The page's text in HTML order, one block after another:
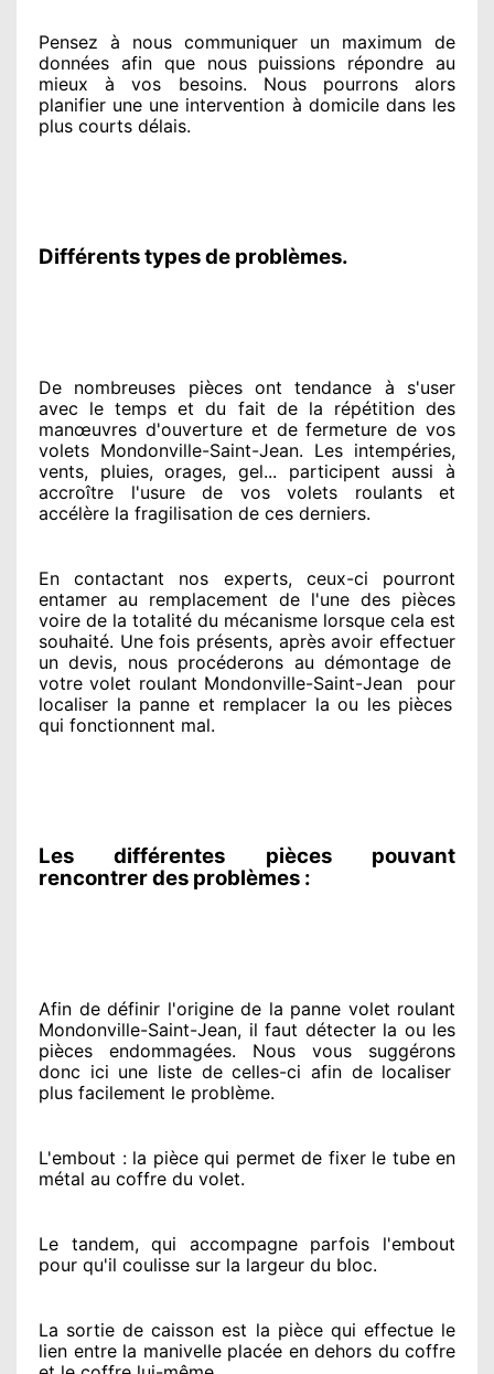
Pensez à nous communiquer un maximum de
données afin que nous puissions répondre au
mieux à vos besoins. Nous pourrons alors
planifier une une intervention à domiciledans les
plus courts délais.
Différents types de problèmes.
De nombreuses pièces ont tendance à s'user
avec le temps et du fait de la répétition des
manœuvres d'ouverture et de fermeture de vos
volets Mondonville-Saint-Jean. Les intempéries,
vents, pluies, orages, gel... participent aussi à
accroître l'usure de vos volets roulants et
accélère la fragilisation de ces derniers.
En contactant nos experts, ceux-ci pourront
entamer au remplacement de l'une des pièces
voire de la totalité du mécanisme lorsque cela est
souhaité. Une fois présents, après avoir effectuer
un devis, nous procéderons au démontage de
votre volet roulant Mondonville-Saint-Jean
pour
localiser la panne et remplacer la ou les pièces
qui fonctionnent mal.
Les différentes pièces pouvant
rencontrer des problèmes :
Afin de définir l'originede la panne volet roulant
Mondonville-Saint-Jean, il faut détecterla ou les
pièces endommagées. Nous vous suggérons
donc ici une liste de celles-ci afin de localiser
plus facilement le problème.
L'embout : la pièce qui permet de fixer le tube en
métal au coffre du volet.
Le tandem, qui accompagne parfois l'embout
pour qu'il coulisse sur la largeur du bloc.
La sortie de caisson est la pièce qui effectuele
lien entre la manivelle placée en dehors du coffre